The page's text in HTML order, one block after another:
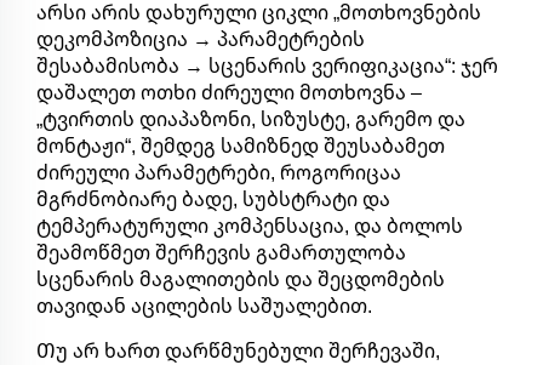
არსი არის დახურული ციკლი „მოთხოვნების
დეკომპოზიცია → პარამეტრების
შესაბამისობა → სცენარის ვერიფიკაცია“: ჯერ
დაშალეთ ოთხი ძირეული მოთხოვნა –
„ტვირთის დიაპაზონი, სიზუსტე, გარემო და
მონტაჟი“, შემდეგ სამიზნედ შეუსაბამეთ
ძირეული პარამეტრები, როგორიცაა
მგრძნობიარე ბადე, სუბსტრატი და
ტემპერატურული კომპენსაცია, და ბოლოს
შეამოწმეთ შერჩევის გამართულობა
სცენარის მაგალითების და შეცდომების
თავიდან აცილების საშუალებით.
Თუ არ ხართ დარწმუნებული შერჩევაში,